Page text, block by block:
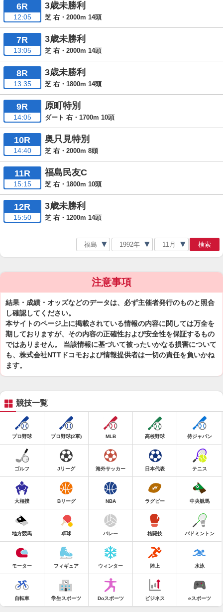
6R
12:05
3歳未勝利
芝 右・2000m 14頭
7R
13:05
3歳未勝利
芝 右・2000m 14頭
8R
13:35
3歳未勝利
芝 右・1800m 14頭
9R
14:05
原町特別
ダート 右・1700m 10頭
10R
14:40
奥只見特別
芝 右・2000m 8頭
11R
15:15
福島民友C
芝 右・1800m 10頭
12R
15:50
3歳未勝利
芝 右・1200m 14頭
検索
注意事項
結果・成績・オッズなどのデータは、必ず主催者発行のものと照合
し確認してください。
本サイトのページ上に掲載されている情報の内容に関しては万全を
期しておりますが、その内容の正確性および安全性を保証するもの
ではありません。 当該情報に基づいて被ったいかなる損害について
も、株式会社NTTドコモおよび情報提供者は一切の責任を負いかね
ます。
競技一覧
プロ野球 プロ野球(2軍) MLB 高校野球 侍ジャパン
ゴルフ Jリーグ 海外サッカー 日本代表 テニス
大相撲 Bリーグ NBA ラグビー 中央競馬
地方競馬 卓球 バレー 格闘技 バドミントン
モーター フィギュア ウィンター 陸上 水泳
自転車 学生スポーツ Doスポーツ ビジネス eスポーツ